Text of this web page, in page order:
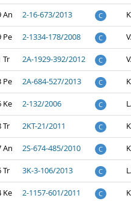
An 2-16-673/2013 C
Pe 2-1334-178/2008 C
Tr 2A-1929-392/2012 C
Pe 2A-684-527/2013 C
Ke 2-132/2006 C
Tr 2KT-21/2011 C
An 2S-674-485/2010 C
Tr 3K-3-106/2013 C
Ke 2-1157-601/2011 C